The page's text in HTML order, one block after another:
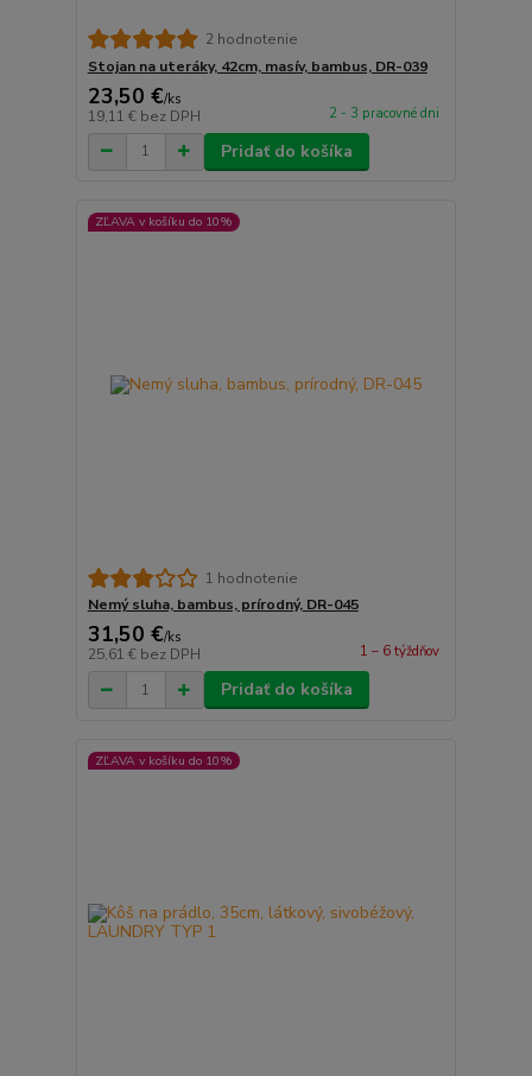
2 hodnotenie
Stojan na uteráky, 42cm, masív, bambus, DR-039
23,50 €/ks
19,11 € bez DPH 2 - 3 pracovné dni
Pridať do košíka
ZĽAVA v košíku do 10%
1 hodnotenie
Nemý sluha, bambus, prírodný, DR-045
31,50 €/ks
25,61 € bez DPH 1 – 6 týždňov
Pridať do košíka
ZĽAVA v košíku do 10%